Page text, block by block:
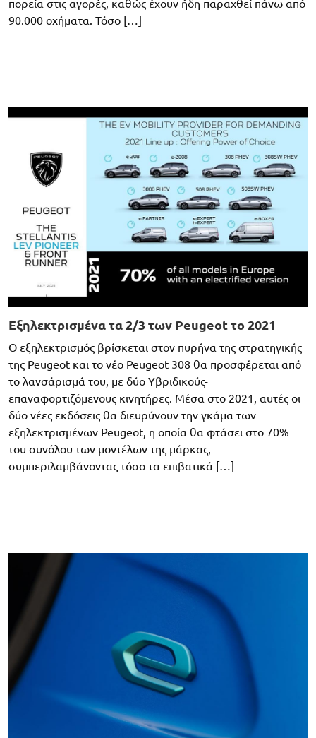
πορεία στις αγορές, καθώς έχουν ήδη παραχθεί πάνω από
90.000 οχήματα. Τόσο […]
Εξηλεκτρισμένα τα 2/3 των Peugeot το 2021
Ο εξηλεκτρισμός βρίσκεται στον πυρήνα της στρατηγικής
της Peugeot και το νέο Peugeot 308 θα προσφέρεται από
το λανσάρισμά του, με δύο Υβριδικούς-
επαναφορτιζόμενους κινητήρες. Μέσα στο 2021, αυτές οι
δύο νέες εκδόσεις θα διευρύνουν την γκάμα των
εξηλεκτρισμένων Peugeot, η οποία θα φτάσει στο 70%
του συνόλου των μοντέλων της μάρκας,
συμπεριλαμβάνοντας τόσο τα επιβατικά […]